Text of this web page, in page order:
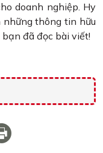
doanh nghiệp. Hy
thông tin hữu
bạn đã đọc bài viết!